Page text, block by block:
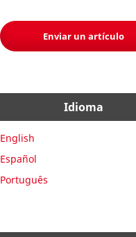
Enviar un artículo
Idioma
English
Español
Português